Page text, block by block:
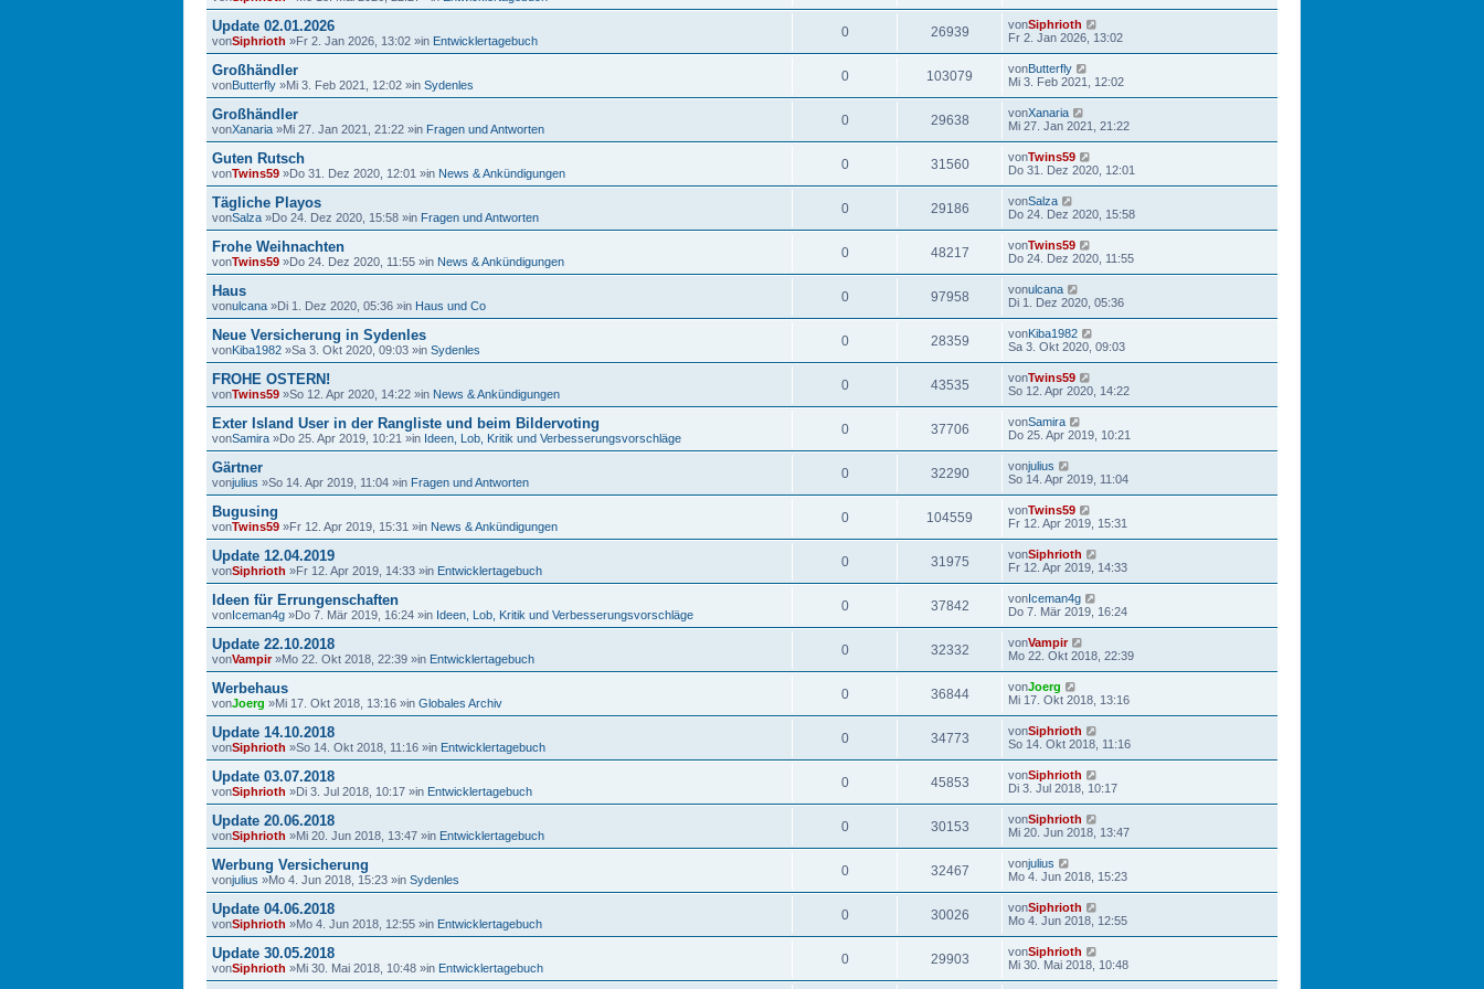
Update 02.01.2026
vonSiphrioth »Fr 2. Jan 2026, 13:02 »in Entwicklertagebuch
0 26939 vonSiphrioth
Fr 2. Jan 2026, 13:02
Großhändler
vonButterfly »Mi 3. Feb 2021, 12:02 »in Sydenles
0 103079 vonButterfly
Mi 3. Feb 2021, 12:02
Großhändler
vonXanaria »Mi 27. Jan 2021, 21:22 »in Fragen und Antworten
0 29638 vonXanaria
Mi 27. Jan 2021, 21:22
Guten Rutsch
vonTwins59 »Do 31. Dez 2020, 12:01 »in News & Ankündigungen
0 31560 vonTwins59
Do 31. Dez 2020, 12:01
Tägliche Playos
vonSalza »Do 24. Dez 2020, 15:58 »in Fragen und Antworten
0 29186 vonSalza
Do 24. Dez 2020, 15:58
Frohe Weihnachten
vonTwins59 »Do 24. Dez 2020, 11:55 »in News & Ankündigungen
0 48217 vonTwins59
Do 24. Dez 2020, 11:55
Haus
vonulcana »Di 1. Dez 2020, 05:36 »in Haus und Co
0 97958 vonulcana
Di 1. Dez 2020, 05:36
Neue Versicherung in Sydenles
vonKiba1982 »Sa 3. Okt 2020, 09:03 »in Sydenles
0 28359 vonKiba1982
Sa 3. Okt 2020, 09:03
FROHE OSTERN!
vonTwins59 »So 12. Apr 2020, 14:22 »in News & Ankündigungen
0 43535 vonTwins59
So 12. Apr 2020, 14:22
Exter Island User in der Rangliste und beim Bildervoting
vonSamira »Do 25. Apr 2019, 10:21 »in Ideen, Lob, Kritik und Verbesserungsvorschläge
0 37706 vonSamira
Do 25. Apr 2019, 10:21
Gärtner
vonjulius »So 14. Apr 2019, 11:04 »in Fragen und Antworten
0 32290 vonjulius
So 14. Apr 2019, 11:04
Bugusing
vonTwins59 »Fr 12. Apr 2019, 15:31 »in News & Ankündigungen
0 104559 vonTwins59
Fr 12. Apr 2019, 15:31
Update 12.04.2019
vonSiphrioth »Fr 12. Apr 2019, 14:33 »in Entwicklertagebuch
0 31975 vonSiphrioth
Fr 12. Apr 2019, 14:33
Ideen für Errungenschaften
vonIceman4g »Do 7. Mär 2019, 16:24 »in Ideen, Lob, Kritik und Verbesserungsvorschläge
0 37842 vonIceman4g
Do 7. Mär 2019, 16:24
Update 22.10.2018
vonVampir»Mo 22. Okt 2018, 22:39 »in Entwicklertagebuch
0 32332 vonVampir
Mo 22. Okt 2018, 22:39
Werbehaus
vonJoerg »Mi 17. Okt 2018, 13:16 »in Globales Archiv
0 36844 vonJoerg
Mi 17. Okt 2018, 13:16
Update 14.10.2018
vonSiphrioth »So 14. Okt 2018, 11:16 »in Entwicklertagebuch
0 34773 vonSiphrioth
So 14. Okt 2018, 11:16
Update 03.07.2018
vonSiphrioth »Di 3. Jul 2018, 10:17 »in Entwicklertagebuch
0 45853 vonSiphrioth
Di 3. Jul 2018, 10:17
Update 20.06.2018
vonSiphrioth »Mi 20. Jun 2018, 13:47 »in Entwicklertagebuch
0 30153 vonSiphrioth
Mi 20. Jun 2018, 13:47
Werbung Versicherung
vonjulius »Mo 4. Jun 2018, 15:23 »in Sydenles
0 32467 vonjulius
Mo 4. Jun 2018, 15:23
Update 04.06.2018
vonSiphrioth »Mo 4. Jun 2018, 12:55 »in Entwicklertagebuch
0 30026 vonSiphrioth
Mo 4. Jun 2018, 12:55
Update 30.05.2018
vonSiphrioth »Mi 30. Mai 2018, 10:48 »in Entwicklertagebuch
0 29903 vonSiphrioth
Mi 30. Mai 2018, 10:48